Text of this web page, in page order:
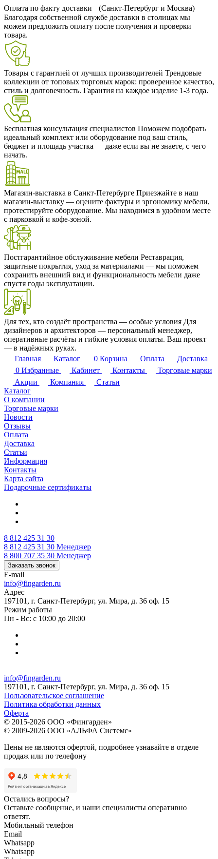
Оплата по факту доставки (Санкт-Петербург и Москва)
Благодаря собственной службе доставки в столицах мы
можем предложить оплату после получения и проверки
товара.
Товары с гарантией от лучших производителей Трендовые
коллекции от топовых торговых марок: проверенное качество,
стиль и долговечность. Гарантия на каждое изделие 1-3 года.
Бесплатная консультация специалистов Поможем подобрать
идеальный комплект или оборудование под ваш стиль,
бюджет и площадь участка — даже если вы не знаете, с чего
начать.
Магазин-выставка в Санкт-Петербурге Приезжайте в наш
магазин-выставку — оцените фактуры и эргономику мебели,
протестируйте оборудование. Мы находимся в удобном месте
с парковкой и кофе-зоной.
Постгарантийное обслуживание мебели Реставрация,
защитные покрытия, уход за материалами — мы поможем
сохранить внешний вид и функциональность мебели даже
спустя годы эксплуатации.
Для тех, кто создаёт пространства — особые условия Для
дизайнеров и архитекторов — персональный менеджер,
оперативные расчёты и гибкие условия оплаты. Ваш проект
— в надёжных руках.
Главная
Каталог 0 Корзина Оплата
Доставка
0 Избранные Кабинет Контакты
Торговые марки
Акции
Компания
Статьи
Каталог
О компании
Торговые марки
Новости
Отзывы
Оплата
Доставка
Статьи
Информация
Контакты
Карта сайта
Подарочные сертификаты
8 812 425 31 30
8 812 425 31 30 Менеджер
8 800 707 35 30 Менеджер
Заказать звонок
E-mail
info@fingarden.ru
Адрес
197101, г. Санкт-Петербург, ул. Мира, д. 36 оф. 15
Режим работы
Пн - Вс: с 10:00 до 20:00
info@fingarden.ru
197101, г. Санкт-Петербург, ул. Мира, д. 36 оф. 15
Пользовательское соглашение
Политика обработки данных
Оферта
© 2015-2026 ООО «Фингарден»
© 2009-2026 ООО «АЛЬФА Системс»
Цены не являются офертой, подробнее узнавайте в отделе
продаж или по телефону
Остались вопросы?
Оставьте сообщение, и наши специалисты оперативно
ответят.
Мобильный телефон
Email
Whatsapp
Whatsapp